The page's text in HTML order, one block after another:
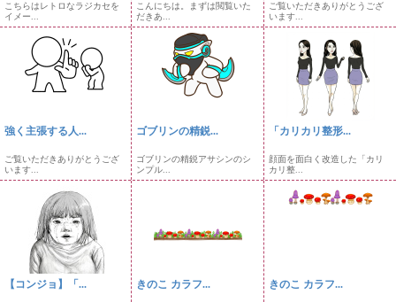
こちらはレトロなラジカセを
イメー...
こんにちは。まずは閲覧いた
だきあ...
ご覧いただきありがとうござ
います...
強く主張する人...
ご覧いただきありがとうござ
います...
ゴブリンの精鋭...
ゴブリンの精鋭アサシンのシ
ンプル...
「カリカリ整形...
顔面を面白く改造した「カリ
カリ整...
【コンジョ】「... きのこ カラフ... きのこ カラフ...